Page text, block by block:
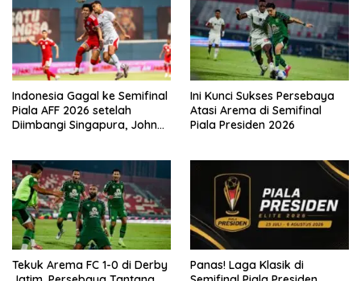
Indonesia Gagal ke Semifinal
Piala AFF 2026 setelah
Diimbangi Singapura, John
Ini Kunci Sukses Persebaya
Atasi Arema di Semifinal
Piala Presiden 2026
Tekuk Arema FC 1-0 di Derby
Panas! Laga Klasik di